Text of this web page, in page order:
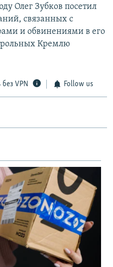
Олег Зубков посетил
связанных с
и обвинениями в его
Кремлю
без VPN Follow us